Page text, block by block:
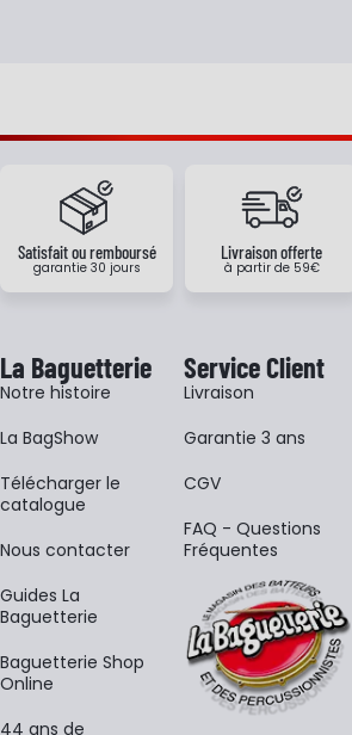
Satisfait ou remboursé
garantie 30 jours
Livraison offerte
à partir de 59€
La Baguetterie
Notre histoire
La BagShow
​Télécharger le
catalogue
Nous contacter
Guides La
Baguetterie
Baguetterie Shop
Online
44 ans de
Service Client
Livraison
Garantie 3 ans
CGV
FAQ - Questions
Fréquentes